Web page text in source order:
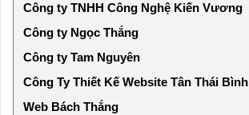
Công ty TNHH Công Nghệ Kiến Vương
Công ty Ngọc Thắng
Công ty Tam Nguyên
Công Ty Thiết Kế Website Tân Thái Bình
Web Bách Thắng